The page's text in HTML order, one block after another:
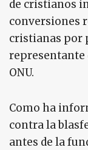
de cristianos
conversiones
cristianas por
representante
ONU.
Como ha
contra la
antes de la